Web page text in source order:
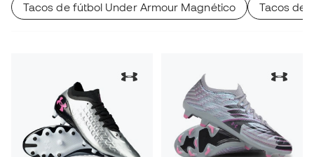
Tacos de fútbol Under Armour Magnético Tacos de